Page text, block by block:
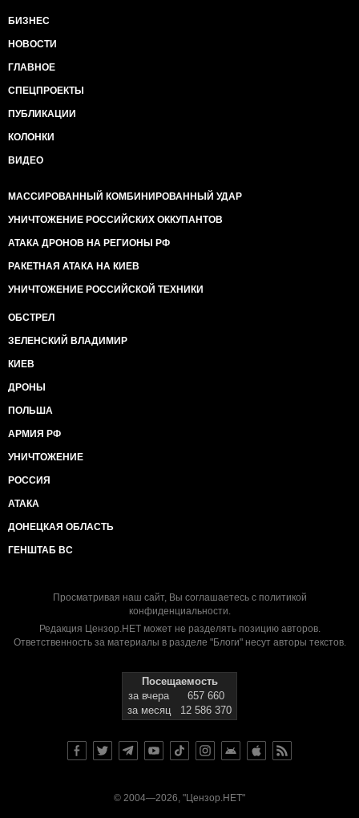
БИЗНЕС
НОВОСТИ
ГЛАВНОЕ
СПЕЦПРОЕКТЫ
ПУБЛИКАЦИИ
КОЛОНКИ
ВИДЕО
МАССИРОВАННЫЙ КОМБИНИРОВАННЫЙ УДАР
УНИЧТОЖЕНИЕ РОССИЙСКИХ ОККУПАНТОВ
АТАКА ДРОНОВ НА РЕГИОНЫ РФ
РАКЕТНАЯ АТАКА НА КИЕВ
УНИЧТОЖЕНИЕ РОССИЙСКОЙ ТЕХНИКИ
ОБСТРЕЛ
ЗЕЛЕНСКИЙ ВЛАДИМИР
КИЕВ
ДРОНЫ
ПОЛЬША
АРМИЯ РФ
УНИЧТОЖЕНИЕ
РОССИЯ
АТАКА
ДОНЕЦКАЯ ОБЛАСТЬ
ГЕНШТАБ ВС
Просматривая наш сайт, Вы соглашаетесь с политикой
конфиденциальности.
Редакция Цензор.НЕТ может не разделять позицию авторов.
Ответственность за материалы в разделе "Блоги" несут авторы текстов.
Посещаемость
за вчера
657 660
за месяц
12 586 370
© 2004—2026, "Цензор.НЕТ"